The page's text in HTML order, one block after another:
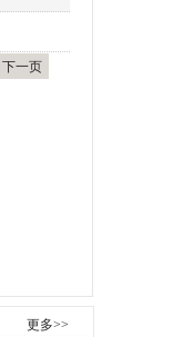
下一页
更多>>